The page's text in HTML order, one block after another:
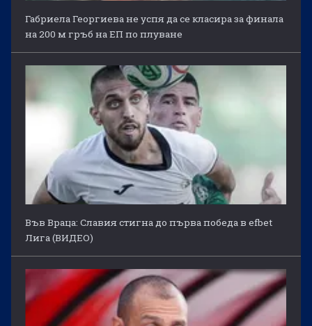
Габриела Георгиева не успя да се класира за финала
на 200 м гръб на ЕП по плуване
Във Враца: Славия стигна до първа победа в efbet
Лига (ВИДЕО)